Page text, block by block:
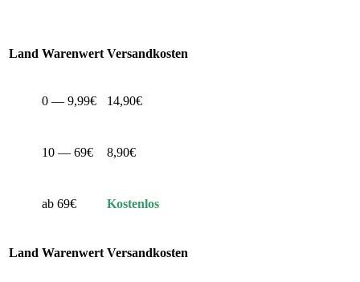
Land Warenwert Versandkosten
0 — 9,99€ 14,90€
10 — 69€ 8,90€
ab 69€ Kostenlos
Land Warenwert Versandkosten